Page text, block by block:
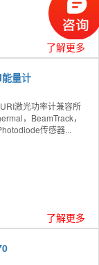
了解更多
量计
激光功率计兼容所
，BeamTrack，
传感器...
了解更多